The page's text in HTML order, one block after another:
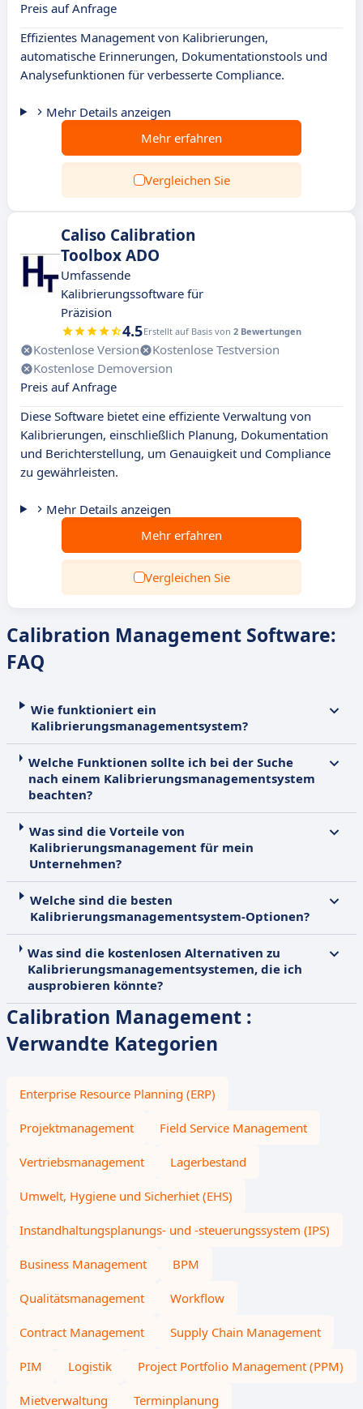
Preis auf Anfrage
Effizientes Management von Kalibrierungen,
automatische Erinnerungen, Dokumentationstools und
Analysefunktionen für verbesserte Compliance.
Mehr Details anzeigen
Mehr erfahren
Vergleichen Sie
Caliso Calibration
Toolbox ADO
Umfassende
Kalibrierungssoftware für
Präzision
4.5Erstellt auf Basis von 2 Bewertungen
Kostenlose Version
Kostenlose Testversion
Kostenlose Demoversion
Preis auf Anfrage
Diese Software bietet eine effiziente Verwaltung von
Kalibrierungen, einschließlich Planung, Dokumentation
und Berichterstellung, um Genauigkeit und Compliance
zu gewährleisten.
Mehr Details anzeigen
Mehr erfahren
Vergleichen Sie
Calibration Management Software:
FAQ
Wie funktioniert ein
Kalibrierungsmanagementsystem?
Welche Funktionen sollte ich bei der Suche
nach einem Kalibrierungsmanagementsystem
beachten?
Was sind die Vorteile von
Kalibrierungsmanagement für mein
Unternehmen?
Welche sind die besten
Kalibrierungsmanagementsystem-Optionen?
Was sind die kostenlosen Alternativen zu
Kalibrierungsmanagementsystemen, die ich
ausprobieren könnte?
Calibration Management :
Verwandte Kategorien
Enterprise Resource Planning (ERP)
Projektmanagement Field Service Management
Vertriebsmanagement Lagerbestand
Umwelt, Hygiene und Sicherhiet (EHS)
Instandhaltungsplanungs- und -steuerungssystem (IPS)
Business Management BPM
Qualitätsmanagement Workflow
Contract Management Supply Chain Management
PIM Logistik Project Portfolio Management (PPM)
Mietverwaltung Terminplanung